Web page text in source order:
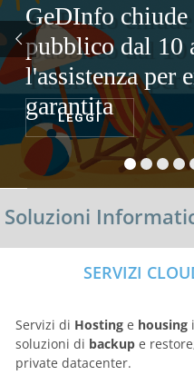
GeDInfo
pubblico dal 10
l'assistenza per
garantita
LEGGI
Soluzioni
SERVIZI
Servizi di Hosting e housing
soluzioni di backup e
private datacenter.